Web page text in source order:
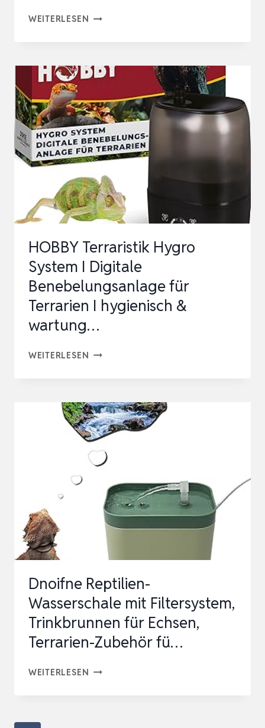
WEITERLESEN 2PCS
REPTILE
MIT
2
PINZETTEN,
NÄPFE
TERRARIUM,
SCHILDKRÖTEN
ZUBE…
HOBBY Terraristik Hygro
System I Digitale
Benebelungsanlage für
Terrarien I hygienisch &
wartung…
WEITERLESEN HOBBY
SYSTEM
I
DIGITALE
BENEBELUNGSANLAGE
TERRARIEN
HYGIENISCH
Dnoifne Reptilien-
Wasserschale mit Filtersystem,
Trinkbrunnen für Echsen,
Terrarien-Zubehör fü…
WEITERLESEN DNOIFNE